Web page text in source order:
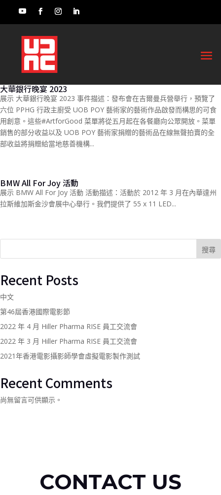
大華銀行晚宴 2023
展示 大華銀行晚宴 2023 事件描述：發布會在吉爾曼兵營舉行，預覽了
六位 PPHG 行政主廚受 UOB POY 藝術家的藝術作品啟發而構思的可食
用創意。這些#ArtforGood 菜單將從五月起在各餐廳向公眾開放。菜單
銷售的部分收益以及 UOB POY 藝術家捐贈的藝術品在線無聲拍賣的全
部收益將捐贈給當地慈善機構...
BMW All For Joy 活動
展示 BMW All For Joy 活動 活動描述：活動於 2012 年 3 月在內華達州
拉斯維加斯金沙會展中心舉行。我們提供了 55 x 11 LED...
搜尋
Recent Posts
中文
第46屆香港國際電影節
2022 年 4 月 Hiller Pharma RISE 員工交流會
2022 年 3 月 Hiller Pharma RISE 員工交流會
2021年香港電影攝影師學會虛擬電影製作測試
Recent Comments
尚無留言可供顯示。
CONTACT US